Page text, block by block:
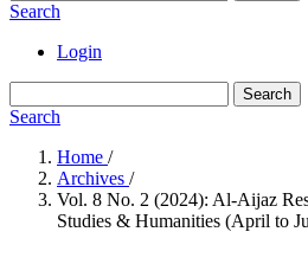
Search
Login
Search
Search
Home /
Archives /
Vol. 8 No. 2 (2024): Al-Aijaz
Studies & Humanities (April to